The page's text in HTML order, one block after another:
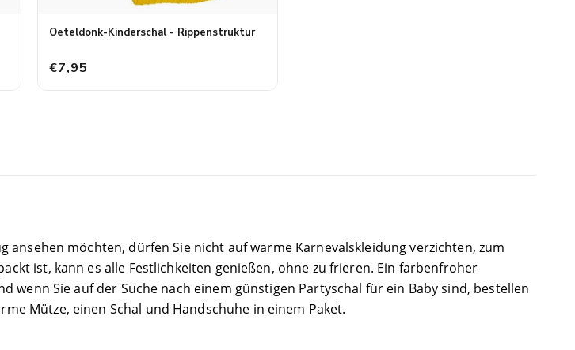
Oeteldonk-Kinderschal - Rippenstruktur
€7,95
möchten, dürfen Sie nicht auf warme Karnevalskleidung verzichten, zum
ist, kann es alle Festlichkeiten genießen, ohne zu frieren. Ein farbenfroher
Sie auf der Suche nach einem günstigen Partyschal für ein Baby sind, bestellen
Mütze, einen Schal und Handschuhe in einem Paket.